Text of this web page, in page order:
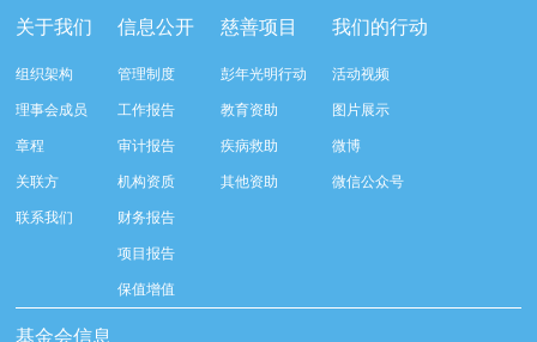
先生依次为新一任理事长徐滨先生及秘
新起点上，基金会将始终坚守创立初
心，继续沿着余彭年先生的慈善足迹稳
步前行：一方面将持续巩固已有的品牌
公益项目优势，把帮扶资源更精准地向
索适配新时代公益环境的创新路径，联
动更多社会爱心力量，搭建更透明、更
阔的角落，用实际行动践行"取之于社
会、用之于社会"的公益承诺。未来，
余彭年慈善基金会将在新一届理事会的
带领下，以更饱满的热忱投身公益慈善
家中。简朴的乡村民居陈设简单，老人
往日家中大大小小的农活，全都压在了
老伴一人肩上。此前季爷爷的左眼早已
彻底失明，卧床的日子里视野一片昏
暗，行动受限再加上双目近乎失明，老
人常常对往后的生活满心忧虑。得益于
去年项目开展的右眼手术，如今他的右
眼重获视力，平日里能够看清手机屏
幕，简单的日常起居也可以自己打理不
少。聊天的时候季爷爷语气满是庆
幸：“本来走路就不利索，要是双眼都
看不见，真的不敢设想往后的日子。现
覆盖，加强术后随访与科普宣传，同时
仪式后余彭年慈善基金会一行实地探访
了项目实施的一线情况，详细了解了患
流程就诊环节。 探访结束后，我们一行
开始对参与项目的患者进行了随机的回
项目的患者进行了随机的回访。居住在
松山区三道井子村的王奶奶左眼一直视
检查治疗。村里的赵书记在走访过程中
发生了怎样的变化。“现在能看清菜苗
来到涟源市渡头塘乡洪家村。72岁的曾
爷爷正在自家菜地里忙碌。他曾是村里
见，另一只眼睛的视力也越来越差。以
前，他看不清鱼塘的水位，也分不清菜
术后，眼睛亮堂多了！”老人笑着说。
现在，他能清楚地看到鱼塘里鱼儿游动
杂草。尽管手部有残疾，但他在田埂上
关于我们
组织架构
理事会成员
章程
关联方
联系我们
信息公开
管理制度
工作报告
审计报告
机构资质
财务报告
项目报告
保值增值
慈善项目
彭年光明行动
教育资助
疾病救助
其他资助
我们的行动
活动视频
图片展示
微博
微信公众号
基金会信息